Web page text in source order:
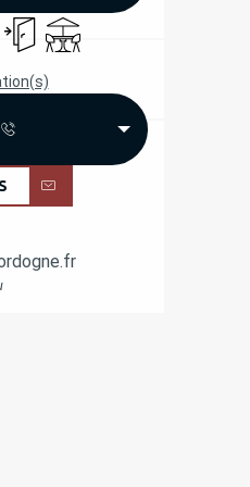
enfants / Espace jeux
Entrée indépendante
Terrasse